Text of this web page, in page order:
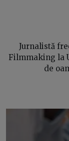
Jurnalistă
Filmmaking la
de